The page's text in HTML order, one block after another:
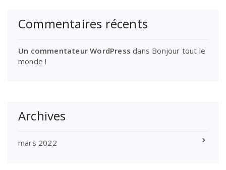
Commentaires récents
Un commentateur WordPress dans Bonjour tout le
monde !
Archives
mars 2022